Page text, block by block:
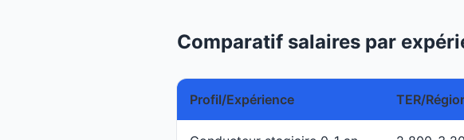
Comparatif salaires par
Profil/Expérience TER/